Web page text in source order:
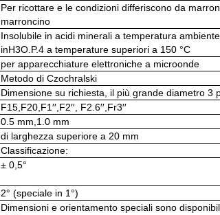
Per ricottare e le condizioni differiscono da
marroncino
Insolubile in acidi minerali a temperatura
inH3O.P.4 a temperature superiori a 150 °C
per apparecchiature elettroniche a microonde
Metodo di Czochralski
Dimensione su richiesta, il più grande diametro 3
F15 F20 F1′′ F2′′, F2.6′′ Fr3′′
0.5 mm,1.0 mm
di larghezza superiore a 20 mm
Classificazione:
± 0,5°
2° (speciale in 1°)
Dimensioni e orientamento speciali sono